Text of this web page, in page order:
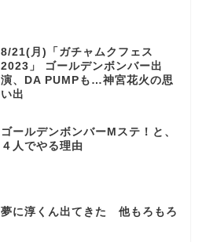
8/21(月)「ガチャムクフェス
2023」 ゴールデンボンバー出
演、DA PUMPも…神宮花火の思
い出
ゴールデンボンバーMステ！と、
４人でやる理由
夢に淳くん出てきた 他もろもろ